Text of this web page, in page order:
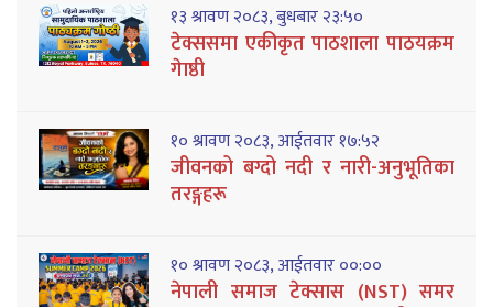
१३ श्रावण २०८३, बुधबार २३:५०
टेक्ससमा एकीकृत पाठशाला पाठयक्रम
गेाष्ठी
१० श्रावण २०८३, आईतवार १७:५२
जीवनको बग्दो नदी र नारी-अनुभूतिका
तरङ्गहरू
१० श्रावण २०८३, आईतवार ००:००
नेपाली समाज टेक्सास (NST) समर